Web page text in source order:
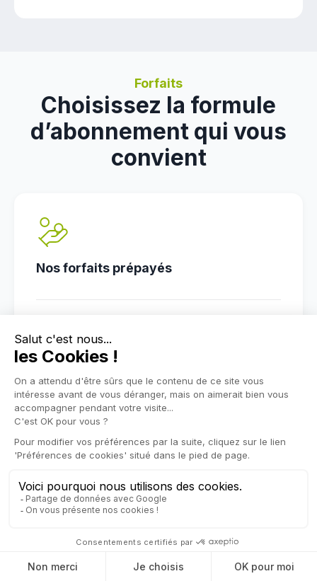
Forfaits
Choisissez la formule
d’abonnement qui vous
convient
Nos forfaits prépayés
Communications et mises à jour illimitées
dans le prix du matériel
Carte SIM garantie 15 ans
Installation entièrement payée : pas de charges
mensuelles, pas de budget maintenance à payer
durant la vie de l’installation
Découvrir les forfaits
Présentation